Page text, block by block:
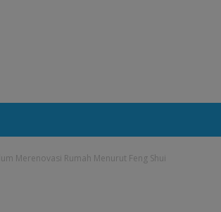
Merenovasi Rumah Menurut Feng Shui